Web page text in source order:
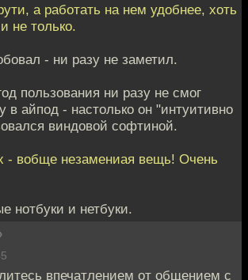
а работать на нем удобнее, хоть
не только.
- ни разу не заметил.
пользования ни разу не смог
в айпод - настолько он "интуитивно
виндовой софтиной.
- вобще незамениая вещь! Очень
нотбуки и нетбуки.
впечатлением от общением с